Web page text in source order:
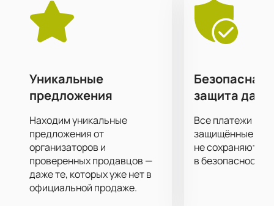
проводить мероприятия на высоком уровне. Здесь
часто выступают как российские, так и зарубежные
исполнители, что делает его популярным местом
Не упустите возможность насладиться живым
выступлением группы The Dartz.
Купить билеты на
нашем сайте можно уже сейчас. Приходите 28 июля
в клуб «16 Тонн» и получите незабываемые
впечатления от концерта.
Уникальные
предложения
Находим уникальные
предложения от
организаторов и
проверенных продавцов —
даже те, которых уже нет в
официальной продаже.
Безопасная
защита
Все платежи
защищённые
не сохраняются
в безопасности.